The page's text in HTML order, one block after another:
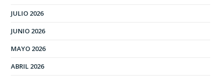
JULIO 2026
JUNIO 2026
MAYO 2026
ABRIL 2026